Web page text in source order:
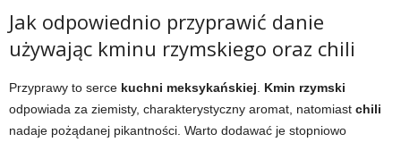
Jak odpowiednio przyprawić danie
używając kminu rzymskiego oraz chili
Przyprawy to serce kuchni meksykańskiej
Kmin rzymski
odpowiada za ziemisty, charakterystyczny aromat, natomiast chili
nadaje pożądanej pikantności. Warto dodawać je stopniowo